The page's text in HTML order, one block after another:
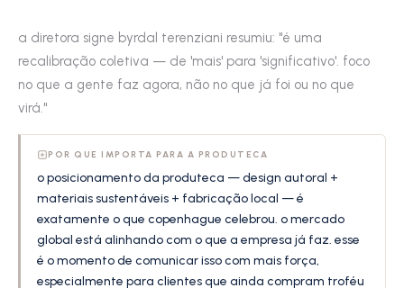
a diretora signe byrdal terenziani resumiu: "é uma
recalibração coletiva — de 'mais' para 'significativo'. foco
no que a gente faz agora, não no que já foi ou no que
virá."
POR QUE IMPORTA PARA A PRODUTECA
o posicionamento da produteca — design autoral +
materiais sustentáveis + fabricação local — é
exatamente o que copenhague celebrou. o mercado
global está alinhando com o que a empresa já faz. esse
é o momento de comunicar isso com mais força,
especialmente para clientes que ainda compram troféu